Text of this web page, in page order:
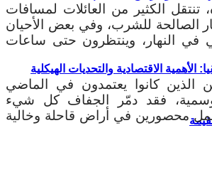
الأهمية الاقتصادية والتحديات الهيكلية
الكثير من العائلات لمسافات
الصالحة للشرب، وفي بعض الأحيان
في النهار، وينتظرون حتى ساعات
الذين كانوا يعتمدون في الماضي
فقد دمّر الجفاف كل شيء
محصورين في أراض قاحلة وخالية